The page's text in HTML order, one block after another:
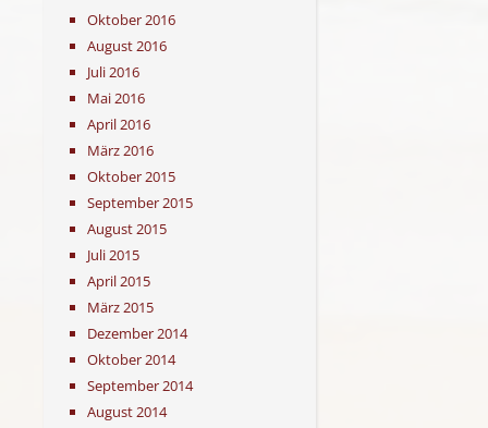
Oktober 2016
August 2016
Juli 2016
Mai 2016
April 2016
März 2016
Oktober 2015
September 2015
August 2015
Juli 2015
April 2015
März 2015
Dezember 2014
Oktober 2014
September 2014
August 2014